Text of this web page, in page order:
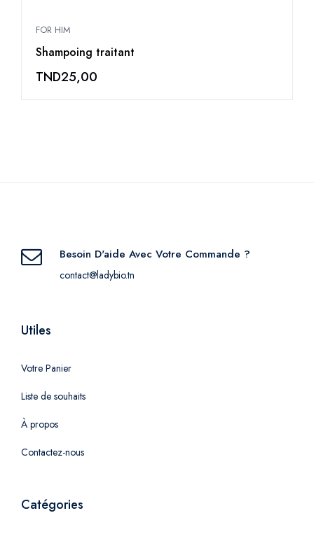
FOR HIM
Shampoing traitant
TND25,00
Besoin D'aide Avec Votre Commande ?
contact@ladybio.tn
Utiles
Votre Panier
Liste de souhaits
À propos
Contactez-nous
Catégories